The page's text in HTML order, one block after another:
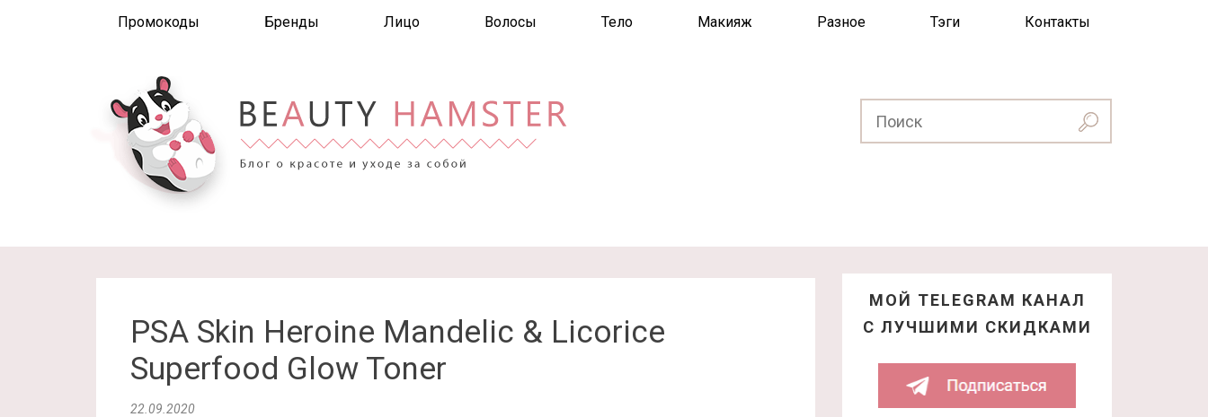
Промокоды Бренды Лицо Волосы Тело Макияж Разное Тэги Контакты
PSA Skin Heroine Mandelic & Licorice
Superfood Glow Toner
22.09.2020
МОЙ TELEGRAM КАНАЛ
С ЛУЧШИМИ СКИДКАМИ